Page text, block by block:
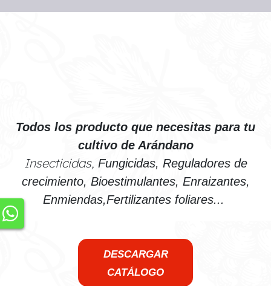
Todos los producto que necesitas para tu
cultivo de Arándano
Insecticidas, Fungicidas, Reguladores de
crecimiento, Bioestimulantes, Enraizantes,
Enmiendas,Fertilizantes foliares...
DESCARGAR
CATÁLOGO